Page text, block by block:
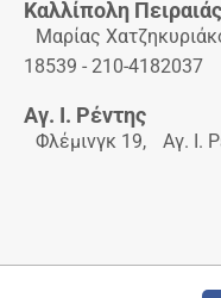
Καλλίπολη Πειραιάς
Μαρίας
18539 - 210-4182037
Αγ. Ι. Ρέντης
Φλέμινγκ 19, Αγ. Ι.